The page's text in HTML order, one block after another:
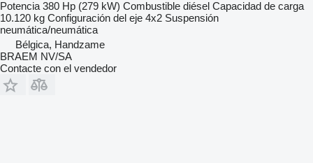
Potencia 380 Hp (279 kW) Combustible diésel Capacidad de carga
10.120 kg Configuración del eje 4x2 Suspensión
neumática/neumática
Bélgica, Handzame
BRAEM NV/SA
Contacte con el vendedor